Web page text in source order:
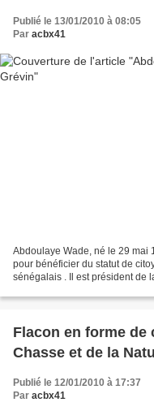
Publié le 13/01/2010 à 08:05
Par acbx41
Abdoulaye Wade, né le 29 mai
pour bénéficier du statut de
sénégalais . Il est président de
Flacon en forme de
Chasse et de la
Publié le 12/01/2010 à 17:37
Par acbx41